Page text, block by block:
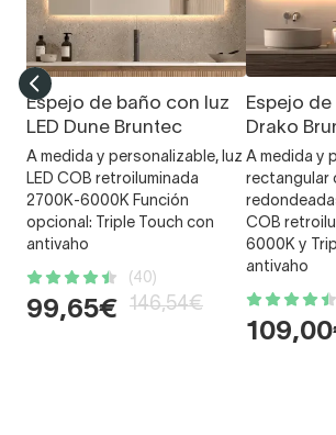
Espejo de baño con luz
LED Dune Bruntec
A medida y personalizable, luz
LED COB retroiluminada
2700K-6000K Función
opcional: Triple Touch con
antivaho
(40)
99,65€ 146,54€
Espejo de
Drako
A medida y
rectangular
COB
6000K y
antivaho